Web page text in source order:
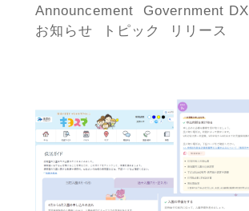
Announcement
Government DX
お知らせ
トピック リリース